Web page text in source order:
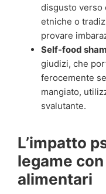
disgusto verso
etniche o
provare
Self-food
giudizi, che
ferocemente
mangiato,
svalutante.
L’impatto
legame
alimentari